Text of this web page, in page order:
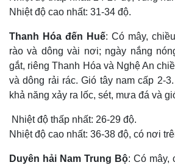
Bất động sản
Giá
Nhiệt độ cao nhất: 31-34 độ.
Thanh Hóa đến Huế: Có mây,
rào và dông vài nơi; ngày nắng
gắt, riêng Thanh Hóa và Nghệ An
và dông rải rác. Gió tây nam cấp 2-
khả năng xảy ra lốc, sét, mưa đá và
Nhiệt độ thấp nhất: 26-29 độ.
Nhiệt độ cao nhất: 36-38 độ, có nơi
Duyên hải Nam Trung Bộ: Có mây,